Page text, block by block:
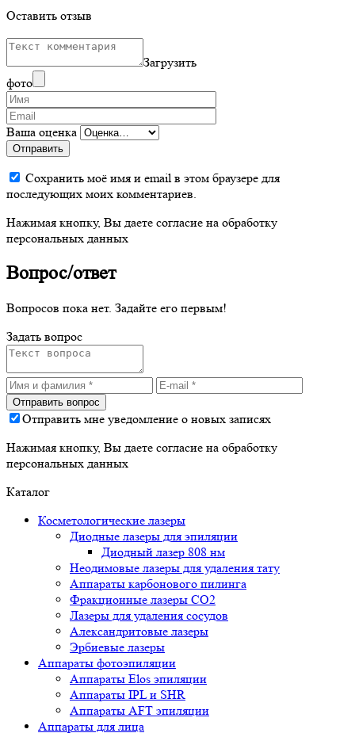
Оставить отзыв
Загрузить
фото
Ваша оценка
Отправить
Сохранить моё имя и email в этом браузере для
последующих моих комментариев.
Нажимая кнопку, Вы даете согласие на обработку
персональных данных
Вопрос/ответ
Вопросов пока нет. Задайте его первым!
Задать вопрос
Отправить мне уведомление о новых записях
Нажимая кнопку, Вы даете согласие на обработку
персональных данных
Каталог
Косметологические лазеры
Диодные лазеры для эпиляции
Диодный лазер 808 нм
Неодимовые лазеры для удаления тату
Аппараты карбонового пилинга
Фракционные лазеры CO2
Лазеры для удаления сосудов
Александритовые лазеры
Эрбиевые лазеры
Аппараты фотоэпиляции
Аппараты Elos эпиляции
Аппараты IPL и SHR
Аппараты AFT эпиляции
Аппараты для лица